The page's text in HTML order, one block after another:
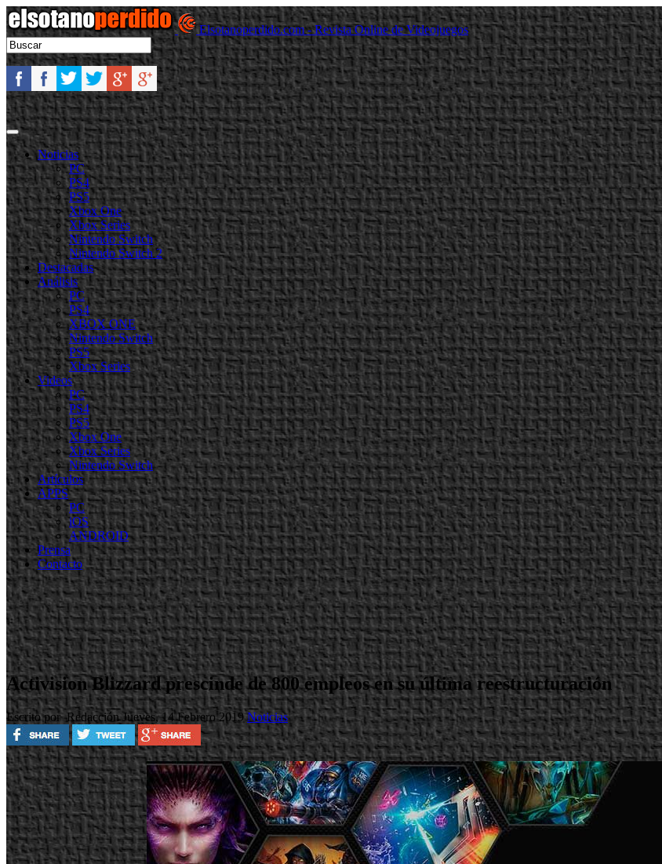
Elsotanoperdido.com - Revista Online de Videojuegos
Noticias
PC
PS4
PS5
Xbox One
Xbox Series
Nintendo Switch
Nintendo Switch 2
Destacadas
Análisis
PC
PS4
XBOX ONE
Nintendo Switch
PS5
Xbox Series
Videos
PC
PS4
PS5
Xbox One
Xbox Series
Nintendo Switch
Artículos
APPS
PC
iOS
ANDROID
Prensa
Contacto
Activision Blizzard prescinde de 800 empleos en su última reestructuración
Escrito por RedacciónJueves, 14 Febrero 2019Noticias